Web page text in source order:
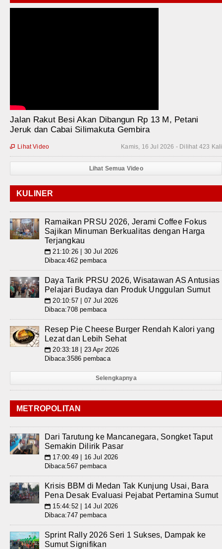
Jalan Rakut Besi Akan Dibangun Rp 13 M, Petani
Jeruk dan Cabai Silimakuta Gembira
Kamis, 16 Jul 2026 - Dilihat 423 Kali
 Lihat Video
Lihat Semua Video
KULINER
Ramaikan PRSU 2026, Jerami Coffee Fokus
Sajikan Minuman Berkualitas dengan Harga
Terjangkau
📅 21:10:26 | 30 Jul 2026
Dibaca:462 pembaca
Daya Tarik PRSU 2026, Wisatawan AS Antusias
Pelajari Budaya dan Produk Unggulan Sumut
📅 20:10:57 | 07 Jul 2026
Dibaca:708 pembaca
Resep Pie Cheese Burger Rendah Kalori yang
Lezat dan Lebih Sehat
📅 20:33:18 | 23 Apr 2026
Dibaca:3586 pembaca
Selengkapnya
METROPOLITAN
Dari Tarutung ke Mancanegara, Songket Taput
Semakin Dilirik Pasar
📅 17:00:49 | 16 Jul 2026
Dibaca:567 pembaca
Krisis BBM di Medan Tak Kunjung Usai, Bara
Pena Desak Evaluasi Pejabat Pertamina Sumut
📅 15:44:52 | 14 Jul 2026
Dibaca:747 pembaca
Sprint Rally 2026 Seri 1 Sukses, Dampak ke
Sumut Signifikan